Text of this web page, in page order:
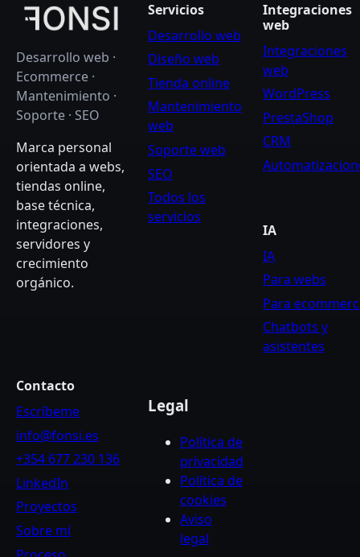
Desarrollo web ·
Ecommerce ·
Mantenimiento ·
Soporte · SEO
Marca personal
orientada a webs,
tiendas online,
base técnica,
integraciones,
servidores y
crecimiento
orgánico.
Servicios
Desarrollo web
Diseño web
Tienda online
Mantenimiento
web
Soporte web
SEO
Todos los
servicios
Integraciones
web
Integraciones
web
WordPress
PrestaShop
CRM
IA
IA
Para webs
Para
Chatbots y
asistentes
Contacto
Escríbeme
info@fonsi.es
+354 677 230 136
LinkedIn
Proyectos
Sobre mí
Legal
Política de
privacidad
Política de
cookies
Aviso
legal